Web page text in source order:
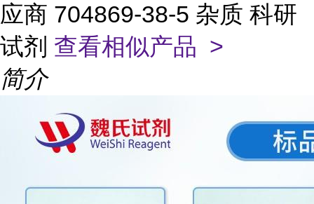
应商 704869-38-5 杂质 科研
试剂 查看相似产品 >
简介